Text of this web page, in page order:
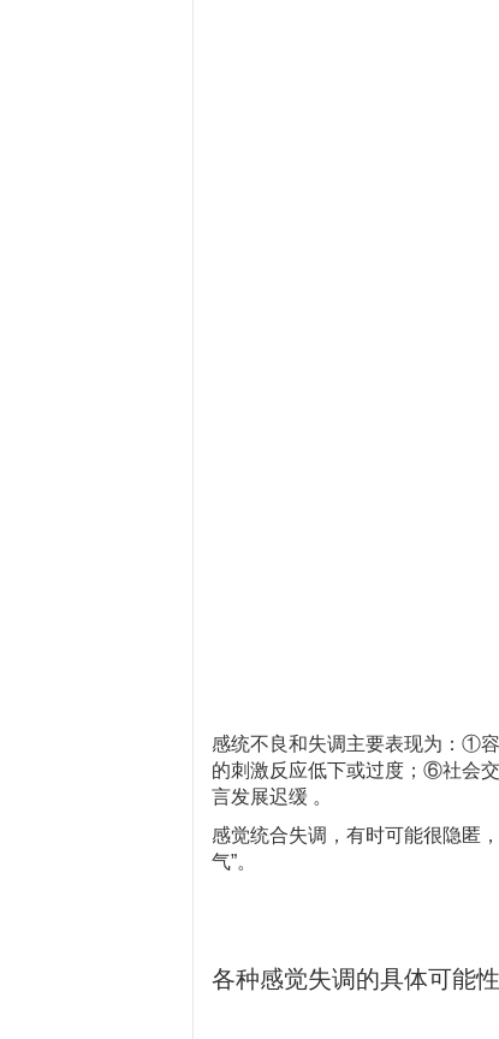
感统不良和失调主要表现为：①
的刺激反应低下或过度；⑥社会
言发展迟缓 。
感觉统合失调，有时可能很隐匿
气”。
各种感觉失调的具体可能